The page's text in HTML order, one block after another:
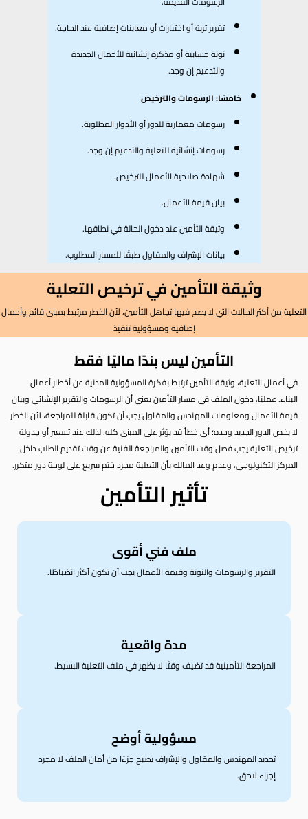
تقرير تربة أو اختبارات أو معاينات إضافية عند الحاجة.
نوتة حسابية أو مذكرة إنشائية للأحمال الجديدة
والتدعيم إن وجد.
خامسًا: الرسومات والترخيص
رسومات معمارية للدور أو الأدوار المطلوبة.
رسومات إنشائية للتعلية والتدعيم إن وجد.
شهادة صلاحية الأعمال للترخيص.
بيان قيمة الأعمال.
وثيقة التأمين عند دخول الحالة في نطاقها.
بيانات الإشراف والمقاول طبقًا للمسار المطلوب.
وثيقة التأمين في ترخيص التعلية
التعلية من أكثر الحالات التي لا يصح فيها تجاهل التأمين، لأن الخطر مرتبط بمبنى قائم وأحمال
إضافية ومسؤولية تنفيذ
التأمين ليس بندًا ماليًا فقط
في أعمال التعلية، وثيقة التأمين ترتبط بفكرة المسؤولية المدنية عن أخطار أعمال
البناء. عمليًا، دخول الملف في مسار التأمين يعني أن الرسومات والتقرير الإنشائي وبيان
قيمة الأعمال ومعلومات المهندس والمقاول يجب أن تكون قابلة للمراجعة، لأن الخطر
لا يخص الدور الجديد وحده؛ أي خطأ قد يؤثر على المبنى كله. لذلك عند تسعير أو جدولة
ترخيص التعلية يجب فصل وقت التأمين والمراجعة الفنية عن وقت تقديم الطلب داخل
المركز التكنولوجي، وعدم وعد المالك بأن التعلية مجرد ختم سريع على لوحة دور متكرر.
تأثير التأمين
ملف فني أقوى
التقرير والرسومات والنوتة وقيمة الأعمال يجب أن تكون أكثر انضباطًا.
مدة واقعية
المراجعة التأمينية قد تضيف وقتًا لا يظهر في ملف التعلية البسيط.
مسؤولية أوضح
تحديد المهندس والمقاول والإشراف يصبح جزءًا من أمان الملف لا مجرد
إجراء لاحق.